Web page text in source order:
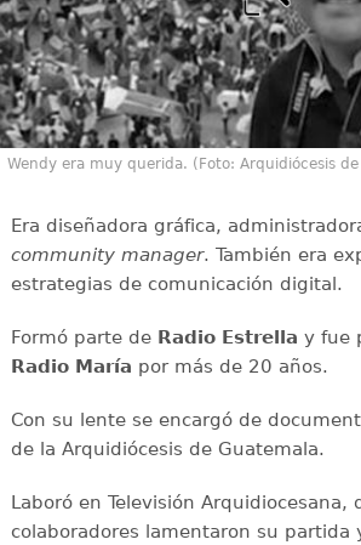
Wendy era muy querida. (Foto: Arquidiócesis
Era diseñadora gráfica,
community manager. También era
estrategias de comunicación digital.
Formó parte de Radio Estrella y fue
Radio María por más de 20 años.
Con su lente se encargó de
de la Arquidiócesis de Guatemala.
Laboró en Televisión Arquidiocesana,
colaboradores lamentaron su partida